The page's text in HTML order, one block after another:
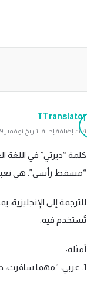
TTranslator
تمت إضافة إجابة بتاريخ نوفمبر 29, 2025 في 2:28 pm
كلمة “ديرتي” في اللغة
“مسقط رأسي”. هي تعبير
تُستخدم فيه.
أمثلة:
1. عربي: “مهما سافرت، ديرتي لها مكانة خاصة في قلبي.”